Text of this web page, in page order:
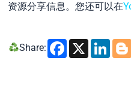
资源分享信息。您还可以在
Share: X